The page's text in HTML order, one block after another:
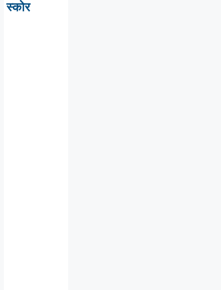
स्कोर